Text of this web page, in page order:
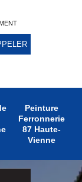
Peinture
Ferronnerie
87 Haute-
Vienne